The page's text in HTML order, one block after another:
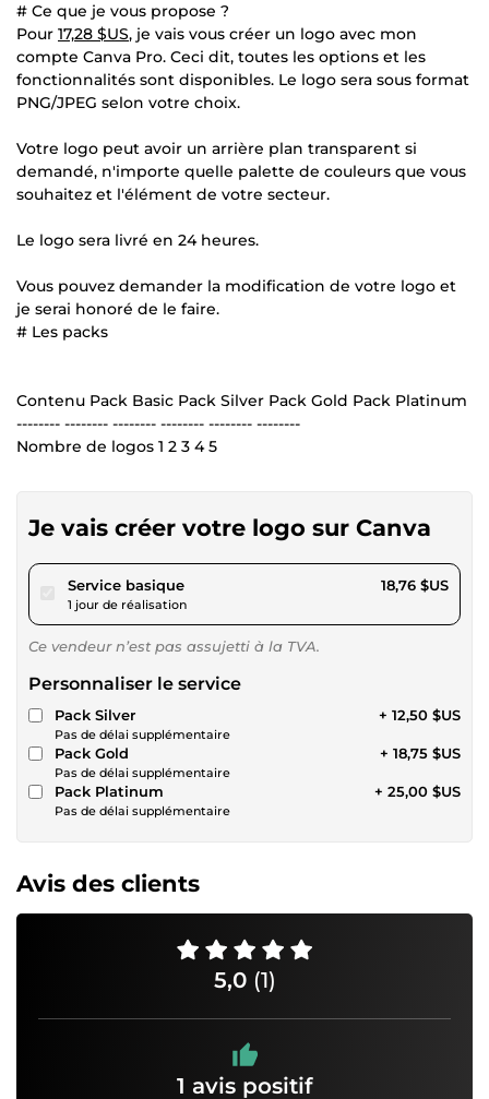
# Ce que je vous propose ?
Pour 17,28 $US, je vais vous créer un logo avec mon
compte Canva Pro. Ceci dit, toutes les options et les
fonctionnalités sont disponibles. Le logo sera sous format
PNG/JPEG selon votre choix.
Votre logo peut avoir un arrière plan transparent si
demandé, n'importe quelle palette de couleurs que vous
souhaitez et l'élément de votre secteur.
Le logo sera livré en 24 heures.
Vous pouvez demander la modification de votre logo et
je serai honoré de le faire.
# Les packs
Contenu Pack Basic Pack Silver Pack Gold Pack Platinum
-------- -------- -------- -------- -------- --------
Nombre de logos 1 2 3 4 5
Je vais créer votre logo sur Canva
Service basiquepour 17,28 $US
1 jour de réalisation
18,76 $US
Ce vendeur n’est pas assujetti à la TVA.
Personnaliser le service
Pack Silver
Pas de délai supplémentaire
+ 12,50 $US
Pack Gold
Pas de délai supplémentaire
+ 18,75 $US
Pack Platinum
Pas de délai supplémentaire
+ 25,00 $US
Avis des clients
5,0 (1)
1 avis positif